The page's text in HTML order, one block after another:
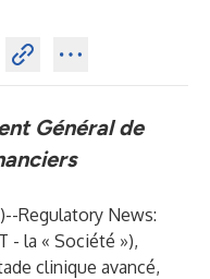
Général de
)--Regulatory News:
- la « Société »),
clinique avancé,